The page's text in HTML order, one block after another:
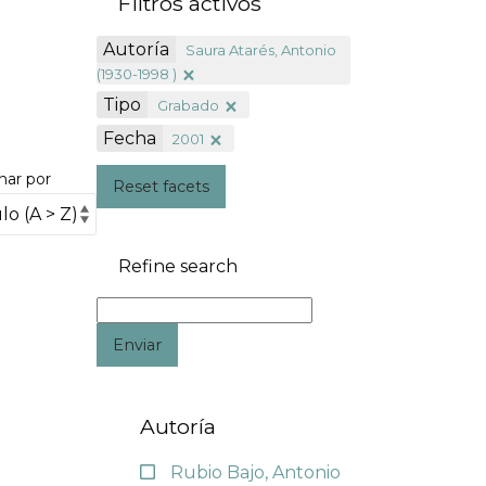
por
Autoría
Saura Atarés, Antonio
(1930-1998 )
Tipo Grabado
Fecha 2001
Reset facets
Refine search
Enviar
Autoría
Rubio Bajo, Antonio